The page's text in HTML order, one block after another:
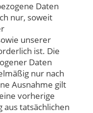
Daten
nur, soweit
unserer
ist. Die
Daten
nur nach
Ausnahme gilt
vorherige
aus tatsächlichen